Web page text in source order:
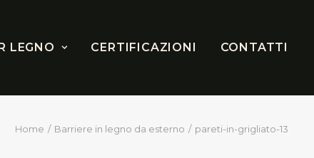
LEGNO CERTIFICAZIONI CONTATTI
Home Barriere in legno da esterno pareti-in-grigliato-13